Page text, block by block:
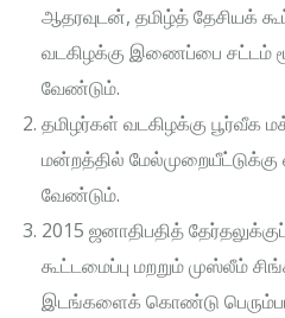
ஆதரவுடன், தமிழ்த் தேசியக்
வடகிழக்கு இணைப்பை சட்டம்
வேண்டும்.
தமிழர்கள் வடகிழக்கு பூர்வீக
மன்றத்தில்
வேண்டும்.
2015 ஜனாதிபதித்
கூட்டமைப்பு மறறும் முஸ்லீம்
இடங்களைக் கொண்டு